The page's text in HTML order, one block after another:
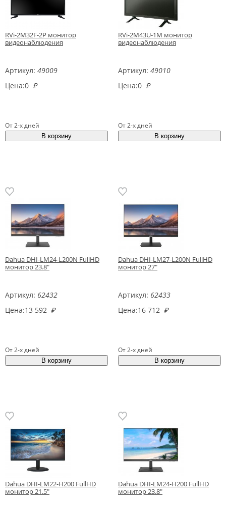
RVi-2M32F-2P монитор
видеонаблюдения
Артикул: 49009
Цена:0 ₽
От 2-х дней
RVi-2M43U-1M монитор
видеонаблюдения
Артикул: 49010
Цена:0 ₽
От 2-х дней
Dahua DHI-LM24-L200N FullHD
монитор 23.8"
Артикул: 62432
Цена:13 592 ₽
От 2-х дней
Dahua DHI-LM27-L200N FullHD
монитор 27"
Артикул: 62433
Цена:16 712 ₽
От 2-х дней
Dahua DHI-LM22-H200 FullHD
монитор 21.5"
Dahua DHI-LM24-H200 FullHD
монитор 23.8"